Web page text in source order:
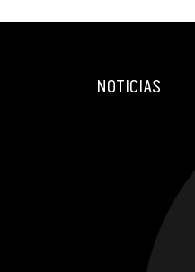
NOTICIAS